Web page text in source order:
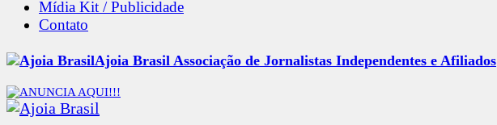
Mídia Kit / Publicidade
Contato
Ajoia Brasil Associação de Jornalistas Independentes e Afiliados